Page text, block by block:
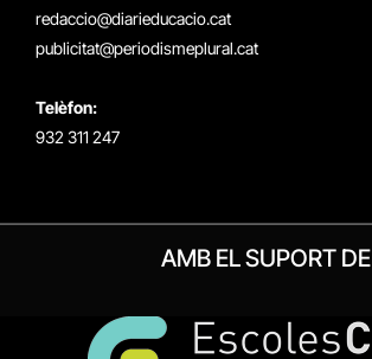
redaccio@diarieducacio.cat
publicitat@periodismeplural.cat
Telèfon:
932 311 247
AMB EL SUPORT DE